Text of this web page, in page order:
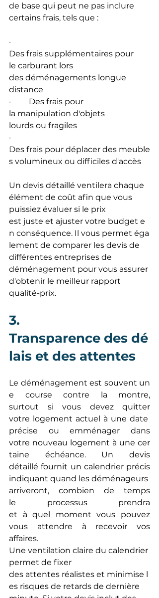
de base qui peut ne pas inclure
certains frais, tels que :
·
Des frais supplémentaires pour
le carburant lors
des déménagements longue
distance
·         Des frais pour
la manipulation d'objets
lourds ou fragiles
·
Des frais pour déplacer des meuble
s volumineux ou difficiles d'accès
Un devis détaillé ventilera chaque
élément de coût afin que vous
puissiez évaluer si le prix
est juste et ajuster votre budget e
n conséquence. Il vous permet éga
lement de comparer les devis de
différentes entreprises de
déménagement pour vous assurer
d'obtenir le meilleur rapport
qualité-prix.
3.
Transparence des dé
lais et des attentes
Le déménagement est souvent un
e course contre la montre,
surtout si vous devez quitter
votre logement actuel à une date
précise ou emménager dans
votre nouveau logement à une cer
taine échéance. Un devis
détaillé fournit un calendrier précis
indiquant quand les déménageurs
arriveront, combien de temps
le processus prendra
et à quel moment vous pouvez
vous attendre à recevoir vos
affaires.
Une ventilation claire du calendrier
permet de fixer
des attentes réalistes et minimise l
es risques de retards de dernière